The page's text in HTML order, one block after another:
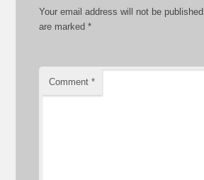
Your email address will not be published.
are marked*
Comment*